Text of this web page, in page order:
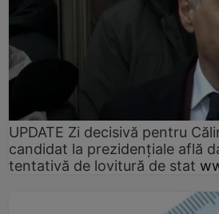
UPDATE Zi decisivă pentru
candidat la prezidențiale află
tentativă de lovitură de stat